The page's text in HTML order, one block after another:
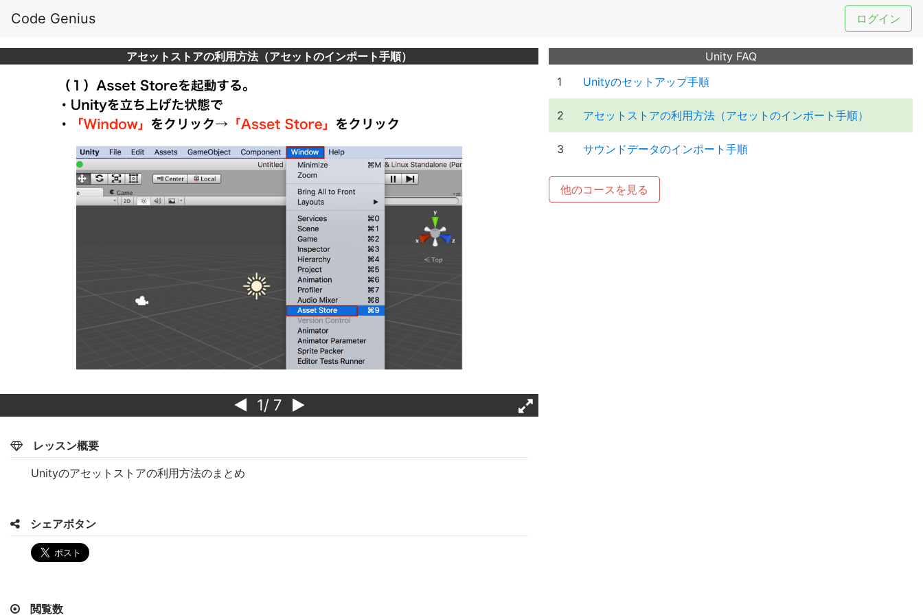
Code Genius ログイン
アセットストアの利用方法（アセットのインポート手順）
1/ 7
レッスン概要
Unityのアセットストアの利用方法のまとめ
シェアボタン
閲覧数
Unity FAQ
1
Unityのセットアップ手順
2 アセットストアの利用方法（アセットのインポート手順）
3 サウンドデータのインポート手順
他のコースを見る